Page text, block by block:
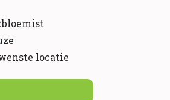
locatie